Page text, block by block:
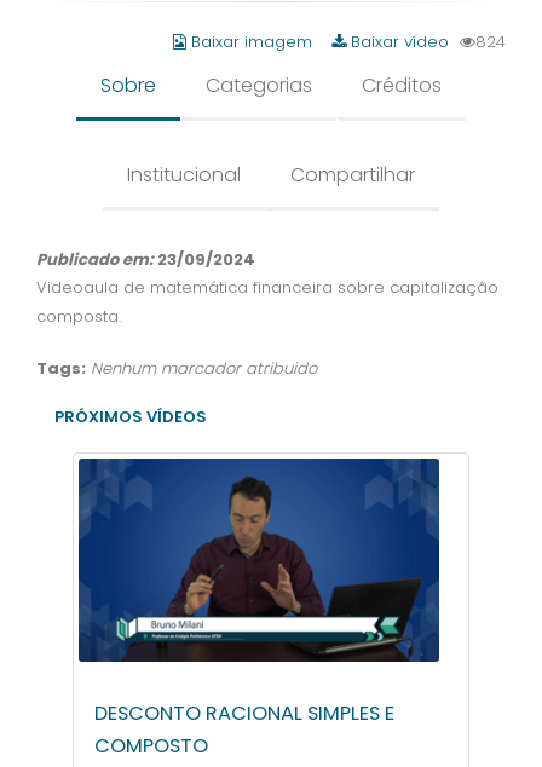
Baixar imagem Baixar vídeo 824
Sobre Categorias Créditos
Institucional Compartilhar
Publicado em:23/09/2024
Videoaula de matemática financeira sobre capitalização
composta.
Tags: Nenhum marcador atribuido
PRÓXIMOS VÍDEOS
DESCONTO RACIONAL SIMPLES E
COMPOSTO